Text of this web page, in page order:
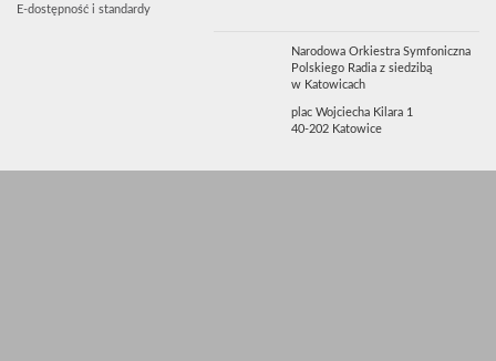
E-dostępność i standardy
Narodowa Orkiestra Symfoniczna
Polskiego Radia z siedzibą
w Katowicach
plac Wojciecha Kilara 1
40-202 Katowice